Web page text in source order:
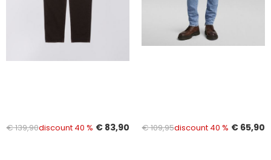
€ 139,90discount 40 % € 83,90 € 109,95discount 40 % € 65,90